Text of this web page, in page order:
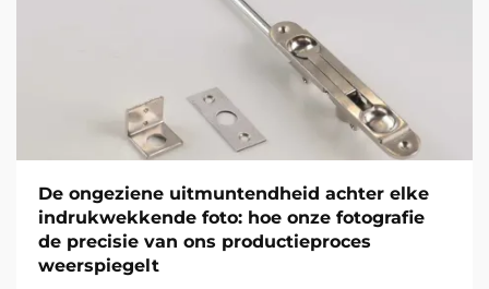
De ongeziene uitmuntendheid achter elke
indrukwekkende foto: hoe onze fotografie
de precisie van ons productieproces
weerspiegelt